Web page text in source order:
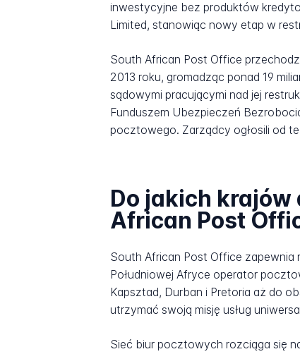
inwestycyjne bez produktów
Limited, stanowiąc nowy etap w
South African Post Office
2013 roku, gromadząc ponad 19
sądowymi pracującymi nad jej
Funduszem Ubezpieczeń
pocztowego. Zarządcy ogłosili od
Do jakich
African Post
South African Post Office zapewnia
Południowej Afryce operator
Kapsztad, Durban i Pretoria aż do
utrzymać swoją misję usług
Sieć biur pocztowych rozciąga się